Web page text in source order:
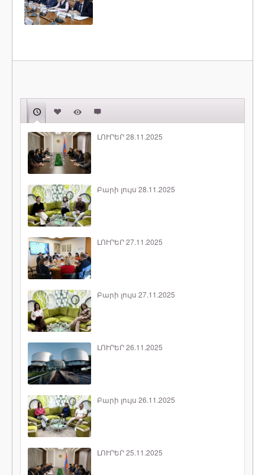
ԼՈՒՐԵՐ 28.11.2025
Բարի լույս 28.11.2025
ԼՈՒՐԵՐ 27.11.2025
Բարի լույս 27.11.2025
ԼՈՒՐԵՐ 26.11.2025
Բարի լույս 26.11.2025
ԼՈՒՐԵՐ 25.11.2025